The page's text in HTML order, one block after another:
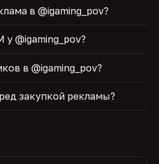
в @igaming_pov?
у @igaming_pov?
в @igaming_pov?
закупкой рекламы?